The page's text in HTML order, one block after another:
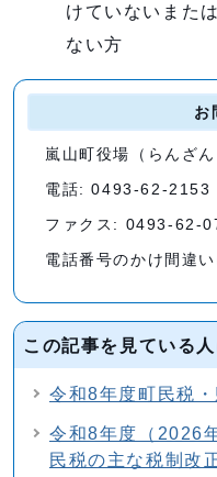
けていないまた
ない方
お
嵐山町役場（らんざ
電話: 0493-62-2153
ファクス: 0493-62-
電話番号のかけ間違
この記事を見ている
令和8年度町民税
令和8年度（2026
民税の主な税制改